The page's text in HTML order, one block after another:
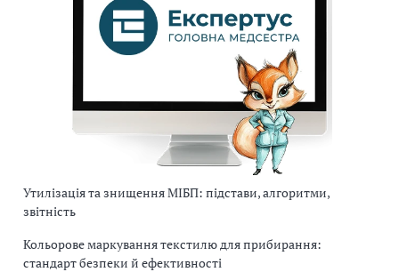
Утилізація та знищення МІБП: підстави, алгоритми,
звітність
Кольорове маркування текстилю для прибирання:
стандарт безпеки й ефективності